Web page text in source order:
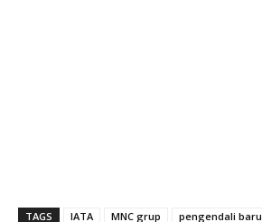
TAGS IATA MNC grup pengendali baru